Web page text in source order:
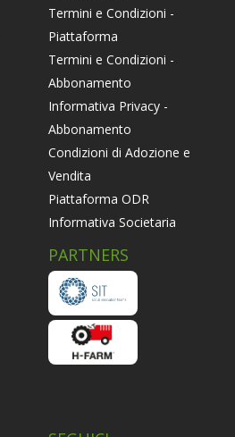
Termini e Condizioni -
Piattaforma
Termini e Condizioni -
Abbonamento
Informativa Privacy -
Abbonamento
Condizioni di Adozione e
Vendita
Piattaforma ODR
Informativa Societaria
PARTNERS